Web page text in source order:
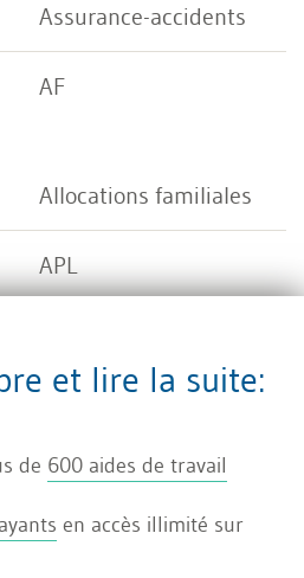
Assurance-accidents
AF
Allocations familiales
APL
Allocations familiales
PC
et lire la suite:
de 600 aides de travail
en accès illimité sur